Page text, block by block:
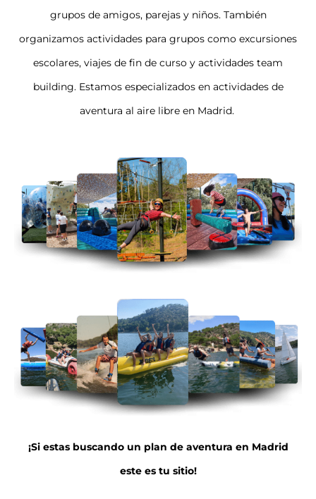
grupos de amigos, parejas y niños. También
organizamos actividades para grupos como excursiones
escolares, viajes de fin de curso y actividades team
building. Estamos especializados en actividades de
aventura al aire libre en Madrid.
¡Si estas buscando un plan de aventura en Madrid
este es tu sitio!